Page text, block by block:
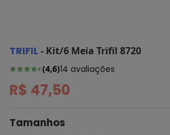
TRIFIL- Kit/6 Meia Trifil 8720
(4,6)14 avaliações
R$ 47,50
Tamanhos